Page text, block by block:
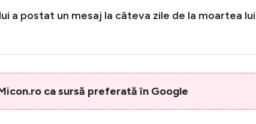
a postat un mesaj la câteva zile de la moartea lui
ca sursă preferată în Google